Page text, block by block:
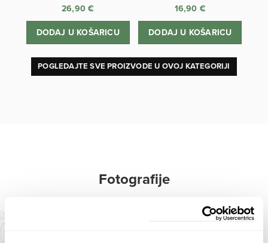
26,90€
DODAJ U KOŠARICU
16,90 €
DODAJ U KOŠARICU
POGLEDAJTE SVE PROIZVODE U OVOJ KATEGORIJI
Fotografije